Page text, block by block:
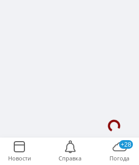
Новости Справка
+28
Погода